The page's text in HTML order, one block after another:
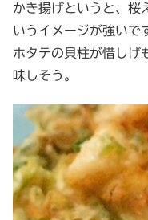
かき揚げというと、桜
いうイメージが強いで
ホタテの貝柱が惜しげ
味しそう。